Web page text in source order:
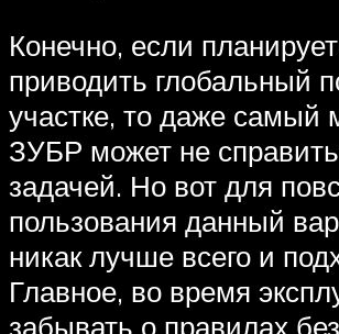
Конечно, если
приводить глобальный
участке, то даже
ЗУБР может не
задачей. Но вот для
пользования данный
никак лучше всего и
Главное, во время
забывать о правилах